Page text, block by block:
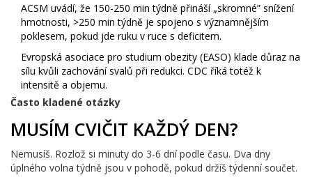
ACSM uvádí, že 150-250 min týdně přináší „skromné” snížení
hmotnosti, >250 min týdně je spojeno s významnějším
poklesem, pokud jde ruku v ruce s deficitem.
Evropská asociace pro studium obezity (EASO) klade důraz na
sílu kvůli zachování svalů při redukci. CDC říká totéž k
intensitě a objemu.
Často kladené otázky
MUSÍM CVIČIT KAŽDÝ DEN?
Nemusíš. Rozlož si minuty do 3-6 dní podle času. Dva dny
úplného volna týdně jsou v pohodě, pokud držíš týdenní součet.